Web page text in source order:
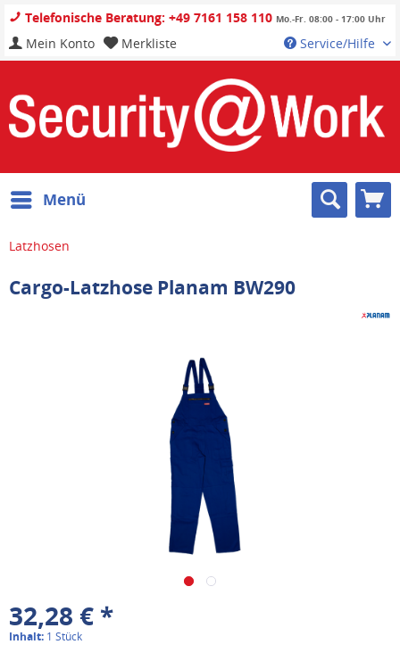
Telefonische Beratung: +49 7161 158 110 Mo.-Fr. 08:00 - 17:00 Uhr
Service/Hilfe
Mein Konto Merkliste
Menü
Latzhosen
Cargo-Latzhose Planam BW290
32,28 € *
Inhalt: 1 Stück